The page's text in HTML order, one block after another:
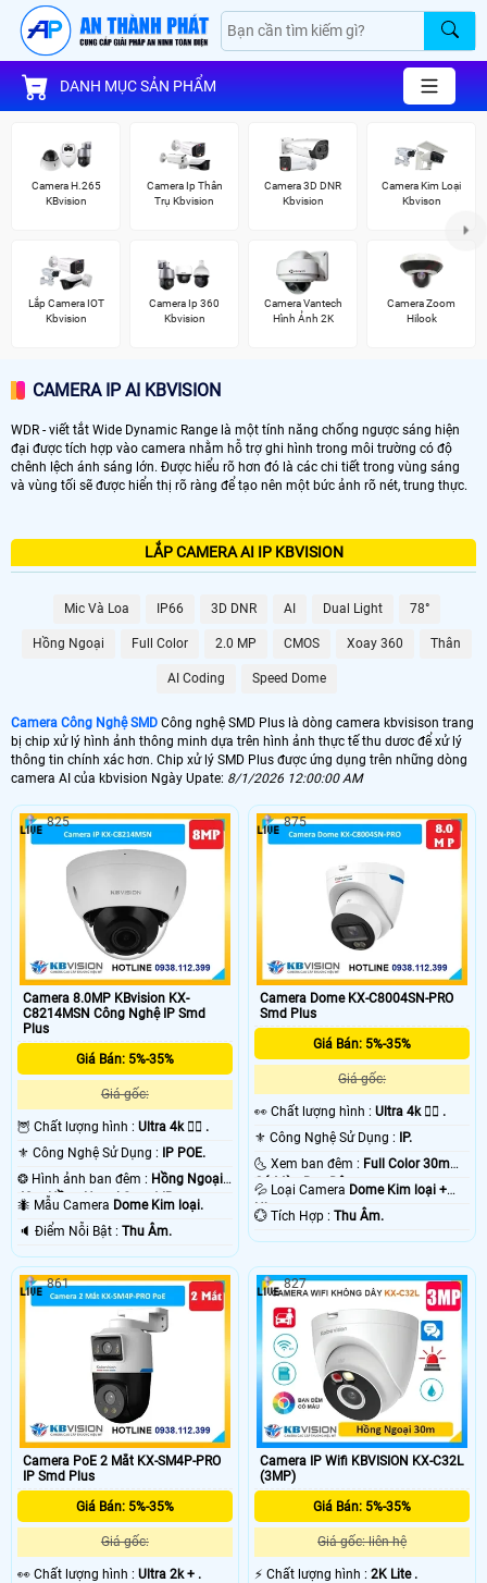
DANH MỤC SẢN PHẨM
Camera H.265
KBvision
Camera Ip Thân
Trụ Kbvision
Camera 3D DNR
Kbvision
Camera Kim Loại
Kbvison
Lắp Camera IOT
Kbvision
Camera Ip 360
Kbvision
Camera Vantech
Hình Ảnh 2K
Camera Zoom
Hilook
CAMERA IP AI KBVISION
WDR - viết tắt Wide Dynamic Range là một tính năng chống ngược sáng hiện
đại được tích hợp vào camera nhằm hỗ trợ ghi hình trong môi trường có độ
chênh lệch ánh sáng lớn. Được hiểu rõ hơn đó là các chi tiết trong vùng sáng
và vùng tối sẽ được hiển thị rõ ràng để tạo nên một bức ảnh rõ nét, trung thực.
LẮP CAMERA AI IP KBVISION
Mic Và Loa IP66 3D DNR AI Dual Light 78°
Hồng Ngoại Full Color 2.0 MP CMOS Xoay 360 Thân
AI Coding Speed Dome
Camera Công Nghệ SMD Công nghệ SMD Plus là dòng camera kbvisison trang
bị chip xử lý hình ảnh thông minh dựa trên hình ảnh thực tế thu dươc để xử lý
thông tin chính xác hơn. Chip xử lý SMD Plus được ứng dụng trên những dòng
camera AI của kbvision Ngày Upate: 8/1/2026 12:00:00 AM
Camera 8.0MP KBvision KX-
C8214MSN Công Nghệ IP Smd
Plus
Giá Bán: 5%-35%
Giá gốc:
🦉 Chất lượng hình : Ultra 4k 👍🏾 .
⚜️ Công Nghệ Sử Dụng :
IP POE.
❂ Hình ảnh ban đêm : Hồng Ngoại
40m Hồng Ngoại Smart IR.
🐜 Mẫu Camera Dome Kim loại.
️🔈 Điểm Nỗi Bật : Thu Âm.
825
Camera Dome KX-C8004SN-PRO
Smd Plus
Giá Bán: 5%-35%
Giá gốc:
️👀 Chất lượng hình :Ultra 4k 👍🏾 .
⚜️ Công Nghệ Sử Dụng :
IP.
🌜 Xem ban đêm : Full Color 30m
Có Màu Ban Ðêm.
💦 Loại Camera Dome Kim loại +
Nhựa.
️💮 Tích Hợp :Thu Âm.
875
Camera PoE 2 Mắt KX-SM4P-PRO
IP Smd Plus
Giá Bán: 5%-35%
Giá gốc:
️👀 Chất lượng hình : Ultra 2k + .
861
Camera IP Wifi KBVISION KX-C32L
(3MP)
Giá Bán: 5%-35%
Giá gốc: liên hệ
️⚡ Chất lượng hình :2K Lite .
827